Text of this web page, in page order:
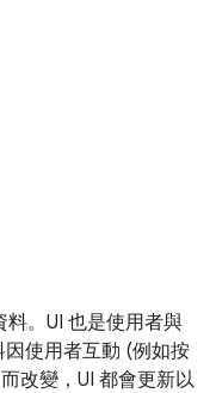
。UI 也是使用者與
使用者互動 (例如按
改變，UI 都會更新以